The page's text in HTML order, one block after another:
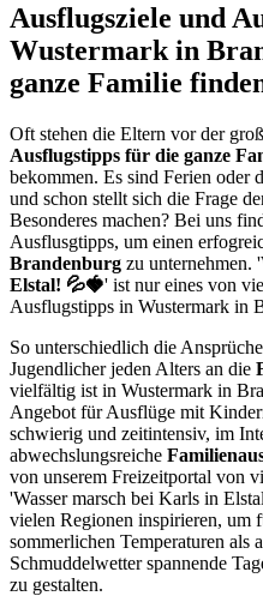
Ausflugsziele und
Wustermark in
ganze Familie
Oft stehen die Eltern vor der
Ausflugstipps für die ganze
bekommen. Es sind Ferien oder
und schon stellt sich die Frage
Besonderes machen? Bei uns
Ausflusgtipps, um einen
Brandenburg zu unternehmen. '
Elstal! 💦🍓' ist nur eines von
Ausflugstipps in Wustermark in
So unterschiedlich die
Jugendlicher jeden Alters an die
vielfältig ist in Wustermark in
Angebot für Ausflüge mit
schwierig und zeitintensiv, im
abwechslungsreiche
von unserem Freizeitportal von
'Wasser marsch bei Karls in
vielen Regionen inspirieren, um
sommerlichen Temperaturen als
Schmuddelwetter spannende
zu gestalten.